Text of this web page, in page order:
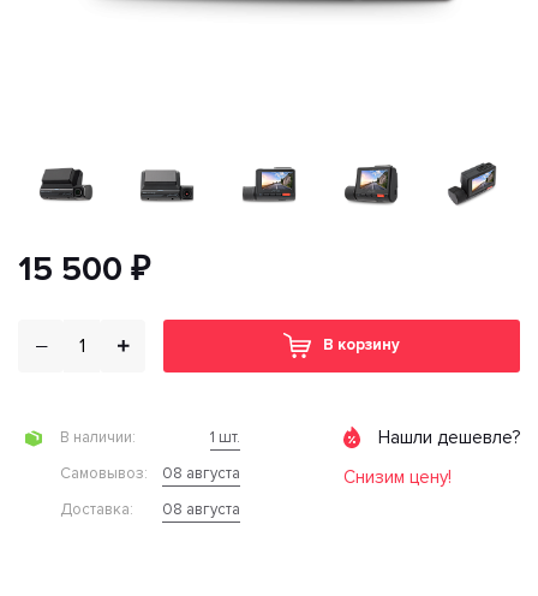
15 500 ₽
В корзину
В наличии:
1 шт.
Cамовывоз:
08 августа
Доставка:
08 августа
Нашли дешевле?
Снизим цену!